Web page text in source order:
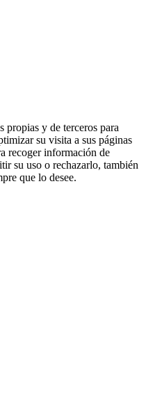
y de terceros para
su visita a sus páginas
recoger información de
su uso o rechazarlo, también
que lo desee.